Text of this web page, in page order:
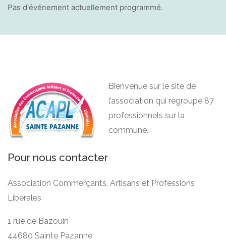
Pas d'événement actuellement programmé.
Bienvenue sur le site de
l’association qui regroupe 87
professionnels sur la
commune.
Pour nous contacter
Association Commerçants, Artisans et Professions
Libérales
1 rue de Bazouin
44680 Sainte Pazanne